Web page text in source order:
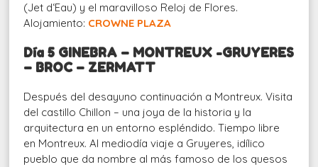
(Jet d‘Eau) y el maravilloso Reloj de Flores.
Alojamiento: CROWNE PLAZA
Día 5 GINEBRA – MONTREUX -GRUYERES
– BROC – ZERMATT
Después del desayuno continuación a Montreux. Visita
del castillo Chillon – una joya de la historia y la
arquitectura en un entorno espléndido. Tiempo libre
en Montreux. Al mediodía viaje a Gruyeres, idílico
pueblo que da nombre al más famoso de los quesos